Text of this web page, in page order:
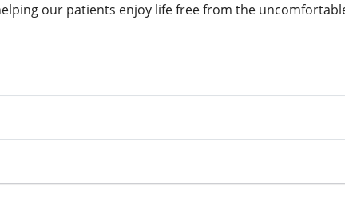
our patients enjoy life free from the